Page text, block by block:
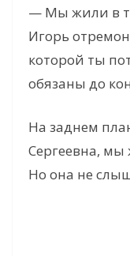
— Мы жили в
Игорь
которой ты
обязаны до
На заднем
Сергеевна,
Но она не